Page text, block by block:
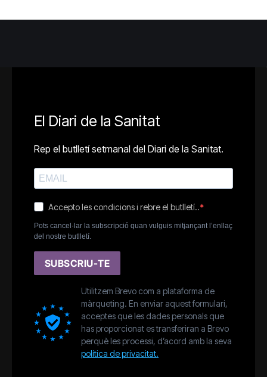
El Diari de la Sanitat
Rep el butlletí setmanal del Diari de la Sanitat.
Accepto les condicions i rebre el butlletí..
Pots cancel·lar la subscripció quan vulguis mitjançant l’enllaç
del nostre butlletí.
SUBSCRIU-TE
Utilitzem Brevo com a plataforma de
màrqueting. En enviar aquest formulari,
acceptes que les dades personals que
has proporcionat es transferiran a Brevo
perquè les processi, d’acord amb la seva
política de privacitat.